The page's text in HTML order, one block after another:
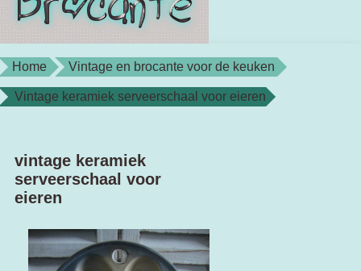
Home Vintage en brocante voor de keuken
Vintage keramiek serveerschaal voor eieren
vintage keramiek
serveerschaal voor
eieren